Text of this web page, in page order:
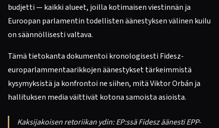
budjetti — kaikki alueet, joilla kotimaisen viestinnän ja
Euroopan parlamentin todellisten äänestyksen välinen kuilu
on säännöllisesti valtava.
Tämä tietokanta dokumentoi kronologisesti Fidesz-
europarlammentaarikkojen äänestykset tärkeimmistä
kysymyksistä ja konfrontoi ne siihen, mitä Viktor Orbán ja
hallituksen media väittivät kotona samoista asioista.
Kaksijakoisen retoriikan ydin: EP:ssä Fidesz äänesti EPP-